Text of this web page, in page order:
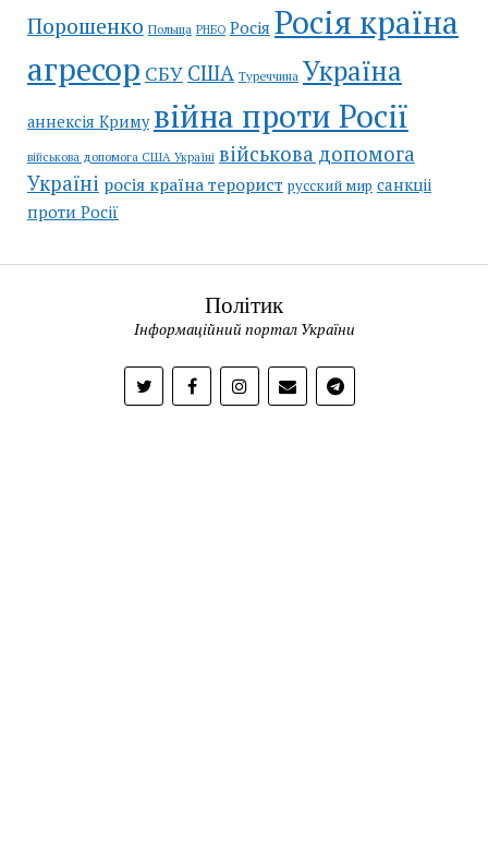
Порошенко Польща РНБО Росія Росія країна
агресор СБУ США Туреччина Україна
аннексія Криму війна проти Росії
військова допомога США Україні військова допомога
Україні росія країна терорист русский мир санкціі
проти Росії
Політик
Інформаційний портал України